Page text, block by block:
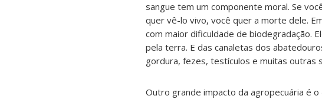
sangue tem um componente moral. Se
quer vê-lo vivo, você quer a morte dele.
com maior dificuldade de biodegradação.
pela terra. E das canaletas dos
gordura, fezes, testículos e muitas outras
Outro grande impacto da agropecuária é o